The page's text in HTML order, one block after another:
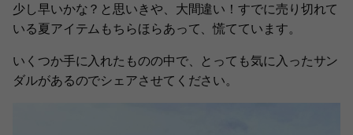
少し早いかな？と思いきや、大間違い！すでに売り切れて
いる夏アイテムもちらほらあって、慌てています。
いくつか手に入れたものの中で、とっても気に入ったサン
ダルがあるのでシェアさせてください。